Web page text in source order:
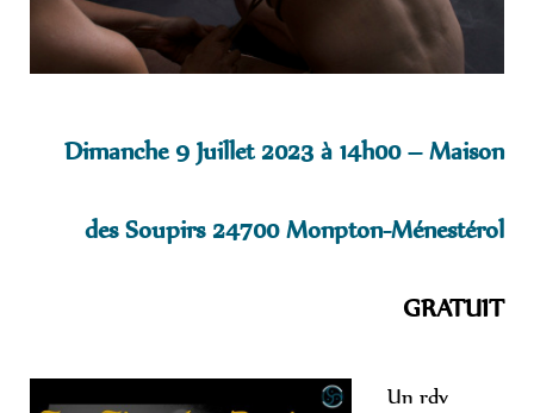
Dimanche 9 Juillet 2023 à 14h00 – Maison
des Soupirs 24700 Monpton-Ménestérol
GRATUIT
Un rdv